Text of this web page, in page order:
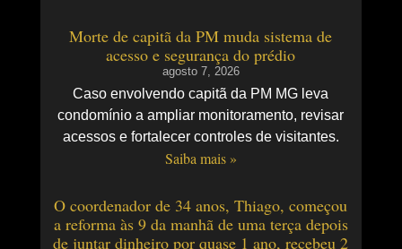
Morte de capitã da PM muda sistema de
acesso e segurança do prédio
agosto 7, 2026
Caso envolvendo capitã da PM MG leva
condomínio a ampliar monitoramento, revisar
acessos e fortalecer controles de visitantes.
Saiba mais »
O coordenador de 34 anos, Thiago, começou
a reforma às 9 da manhã de uma terça depois
de juntar dinheiro por quase 1 ano, recebeu 2